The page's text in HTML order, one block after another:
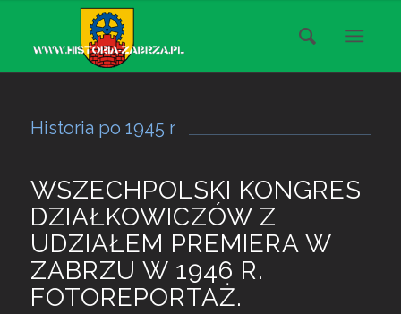
Historia po 1945 r
WSZECHPOLSKI KONGRES
DZIAŁKOWICZÓW Z
UDZIAŁEM PREMIERA W
ZABRZU W 1946 R.
FOTOREPORTAŻ.